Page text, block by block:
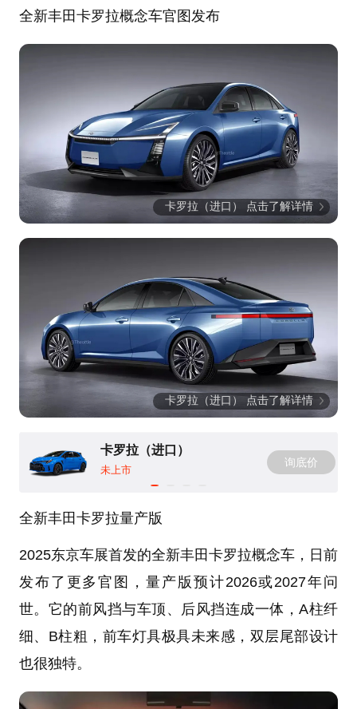
全新丰田卡罗拉概念车官图发布
卡罗拉（进口） 点击了解详情
卡罗拉（进口） 点击了解详情
卡罗拉（进口）
未上市
询底价
全新丰田卡罗拉量产版
2025东京车展首发的全新丰田卡罗拉概念车，日前
发布了更多官图，量产版预计2026或2027年问
世。它的前风挡与车顶、后风挡连成一体，A柱纤
细、B柱粗，前车灯具极具未来感，双层尾部设计
也很独特。